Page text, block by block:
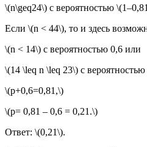
\(n\geq24\) с вероятностью
Если \(n < 44\), то и здесь
\(n < 14\) с вероятностью 0,6 или
\(14 \leq n \leq 23\) с вероятностью
\(p+0,6=0,81,\)
\(p= 0,81 – 0,6 = 0,21.\)
Ответ: \(0,21\).